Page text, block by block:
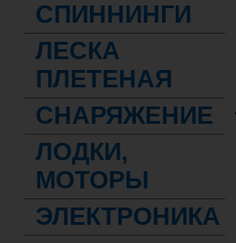
СПИННИНГИ
ЛЕСКА
ПЛЕТЕНАЯ
СНАРЯЖЕНИЕ
ЛОДКИ,
МОТОРЫ
ЭЛЕКТРОНИКА